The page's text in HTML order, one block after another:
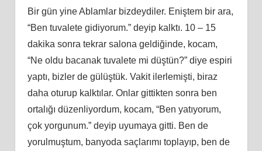
Bir gün yine Ablamlar bizdeydiler. Eniştem bir ara,
“Ben tuvalete gidiyorum.” deyip kalktı. 10 – 15
dakika sonra tekrar salona geldiğinde, kocam,
“Ne oldu bacanak tuvalete mi düştün?” diye espiri
yaptı, bizler de gülüştük. Vakit ilerlemişti, biraz
daha oturup kalktılar. Onlar gittikten sonra ben
ortalığı düzenliyordum, kocam, “Ben yatıyorum,
çok yorgunum.” deyip uyumaya gitti. Ben de
yorulmuştum, banyoda saçlarımı toplayıp, ben de